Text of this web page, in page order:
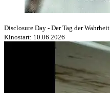
Disclosure Day - Der Tag der Wahrheit
Kinostart: 10.06.2026